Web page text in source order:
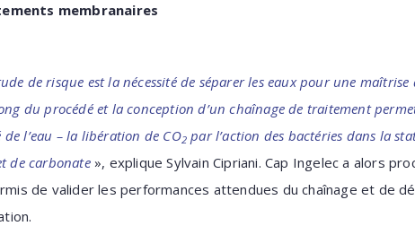
membranaires
de risque est la nécessité de séparer les eaux pour une
du procédé et la conception d’un chaînage de traitement
l’eau – la libération de CO2 par l’action des bactéries dans la
de carbonate», explique Sylvain Cipriani. Cap Ingelec a alors
de valider les performances attendues du chaînage et de